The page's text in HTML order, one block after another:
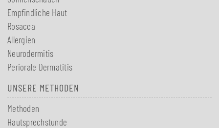
Empfindliche Haut
Rosacea
Allergien
Neurodermitis
Periorale Dermatitis
UNSERE METHODEN
Methoden
Hautsprechstunde